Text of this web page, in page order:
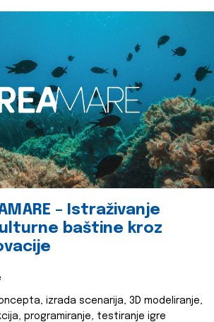
– Istraživanje
baštine kroz
izrada scenarija, 3D modeliranje,
programiranje, testiranje igre